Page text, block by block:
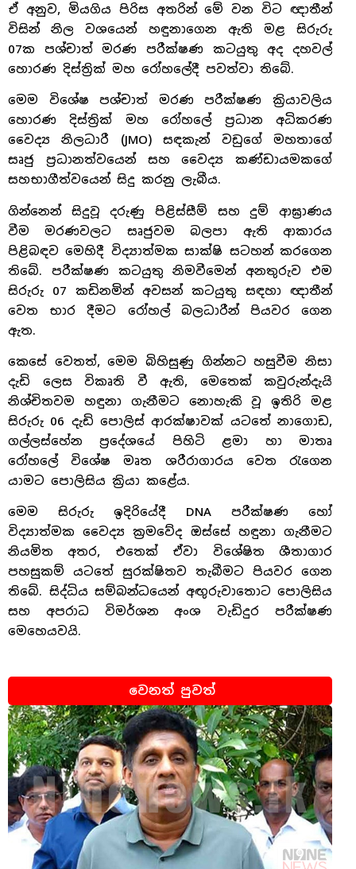
ඒ අනුව, මියගිය පිරිස අතරින් මේ වන විට ඥාතීන්
විසින් නිල වශයෙන් හඳුනාගෙන ඇති මළ සිරුරු
07ක පශ්චාත් මරණ පරීක්ෂණ කටයුතු අද දහවල්
හොරණ දිස්ත්‍රික් මහ රෝහලේදී පවත්වා තිබේ.
මෙම විශේෂ පශ්චාත් මරණ පරීක්ෂණ ක්‍රියාවලිය
හොරණ දිස්ත්‍රික් මහ රෝහලේ ප්‍රධාන අධිකරණ
වෛද්‍ය නිලධාරී (JMO) සඳකැන් වඩුගේ මහතාගේ
සෘජු ප්‍රධානත්වයෙන් සහ වෛද්‍ය කණ්ඩායමකගේ
සහභාගීත්වයෙන් සිදු කරනු ලැබීය.
ගින්නෙන් සිදුවූ දරුණු පිළිස්සීම් සහ දුම් ආඝ්‍රාණය
වීම මරණවලට සෘජුවම බලපා ඇති ආකාරය
පිළිබඳව මෙහිදී විද්‍යාත්මක සාක්ෂි සටහන් කරගෙන
තිබේ. පරීක්ෂණ කටයුතු නිමවීමෙන් අනතුරුව එම
සිරුරු 07 කඩිනමින් අවසන් කටයුතු සඳහා ඥාතීන්
වෙත භාර දීමට රෝහල් බලධාරීන් පියවර ගෙන
ඇත.
කෙසේ වෙතත්, මෙම බිහිසුණු ගින්නට හසුවීම නිසා
දැඩි ලෙස විකෘති වී ඇති, මෙතෙක් කවුරුන්දැයි
නිශ්චිතවම හඳුනා ගැනීමට නොහැකි වූ ඉතිරි මළ
සිරුරු 06 දැඩි පොලිස් ආරක්ෂාවක් යටතේ නාගොඩ,
ගල්ලස්හේන ප්‍රදේශයේ පිහිටි ළමා හා මාතෘ
රෝහලේ විශේෂ මෘත ශරීරාගාරය වෙත රැගෙන
යාමට පොලිසිය ක්‍රියා කළේය.
මෙම සිරුරු ඉදිරියේදී DNA පරීක්ෂණ හෝ
විද්‍යාත්මක වෛද්‍ය ක්‍රමවේද ඔස්සේ හඳුනා ගැනීමට
නියමිත අතර, එතෙක් ඒවා විශේෂිත ශීතාගාර
පහසුකම් යටතේ සුරක්ෂිතව තැබීමට පියවර ගෙන
තිබේ. සිද්ධිය සම්බන්ධයෙන් අඟුරුවාතොට පොලිසිය
සහ අපරාධ විමර්ශන අංශ වැඩිදුර පරීක්ෂණ
මෙහෙයවයි.
වෙනත් පුවත්